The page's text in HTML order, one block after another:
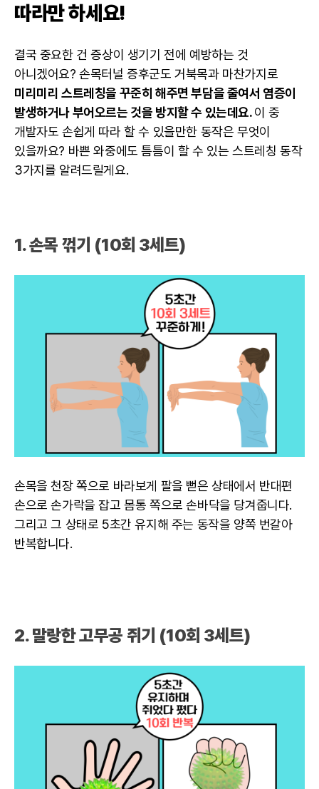
따라만 하세요!
결국 중요한 건 증상이 생기기 전에 예방하는 것
아니겠어요? 손목터널 증후군도 거북목과 마찬가지로
미리미리 스트레칭을 꾸준히 해주면 부담을 줄여서 염증이
발생하거나 부어오르는 것을 방지할 수 있는데요.이 중
개발자도 손쉽게 따라 할 수 있을만한 동작은 무엇이
있을까요? 바쁜 와중에도 틈틈이 할 수 있는 스트레칭 동작
3가지를 알려드릴게요.
1. 손목 꺾기 (10회 3세트)
손목을 천장 쪽으로 바라보게 팔을 뻗은 상태에서 반대편
손으로 손가락을 잡고 몸통 쪽으로 손바닥을 당겨줍니다.
그리고 그 상태로 5초간 유지해 주는 동작을 양쪽 번갈아
반복합니다.
2. 말랑한 고무공 쥐기 (10회 3세트)